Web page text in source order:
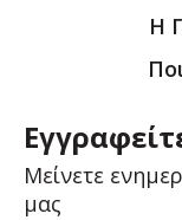
Η
Μείνετε
μας